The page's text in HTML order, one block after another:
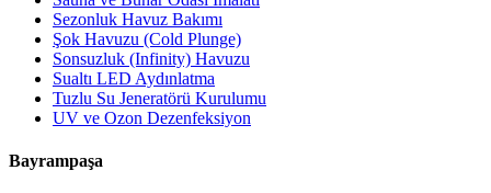
Sezonluk Havuz Bakımı
Şok Havuzu (Cold Plunge)
Sonsuzluk (Infinity) Havuzu
Sualtı LED Aydınlatma
Tuzlu Su Jeneratörü Kurulumu
UV ve Ozon Dezenfeksiyon
Bayrampaşa